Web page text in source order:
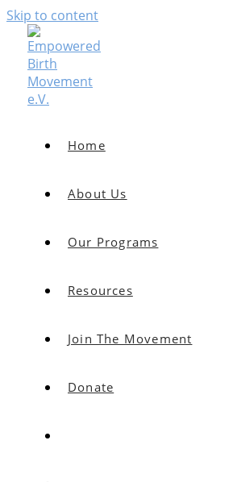
Skip to content
Home
About Us
Our Programs
Resources
Join The Movement
Donate